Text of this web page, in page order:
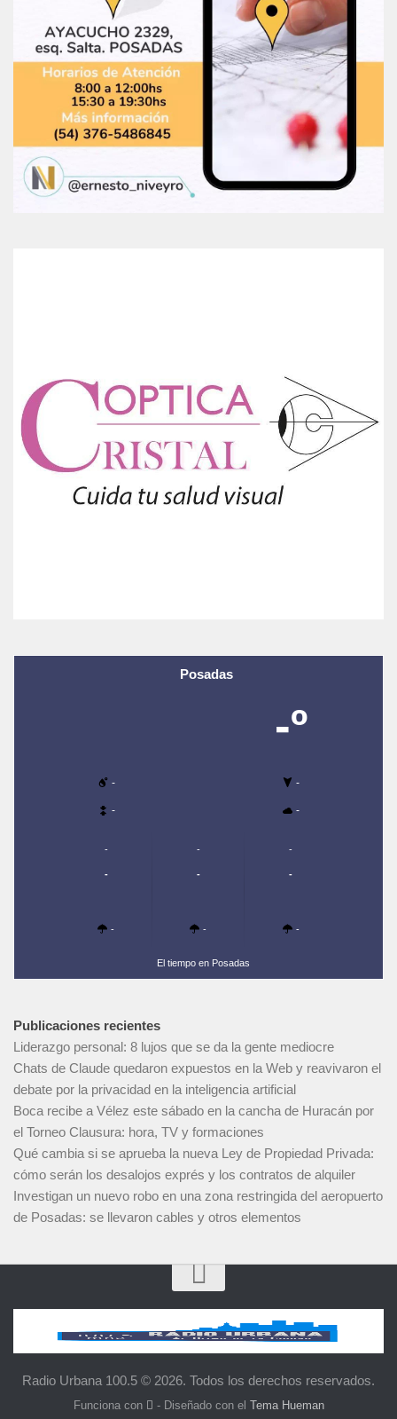
Posadas
-º
- -
- -
-
-
-
-
-
-
-
-
-
El tiempo en Posadas
Publicaciones recientes
Liderazgo personal: 8 lujos que se da la gente mediocre
Chats de Claude quedaron expuestos en la Web y reavivaron el
debate por la privacidad en la inteligencia artificial
Boca recibe a Vélez este sábado en la cancha de Huracán por
el Torneo Clausura: hora, TV y formaciones
Qué cambia si se aprueba la nueva Ley de Propiedad Privada:
cómo serán los desalojos exprés y los contratos de alquiler
Investigan un nuevo robo en una zona restringida del aeropuerto
de Posadas: se llevaron cables y otros elementos
Radio Urbana 100.5 © 2026. Todos los derechos reservados.
Funciona con - Diseñado con el Tema Hueman